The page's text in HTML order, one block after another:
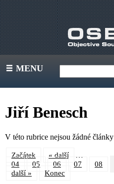
III MENU
Jiří Benesch
V této rubrice nejsou žádné články
Začátek « další
04 05 06 07 08
další »
Konec